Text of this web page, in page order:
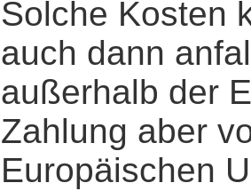
Solche Kosten
auch dann
außerhalb der
Zahlung aber
Europäischen